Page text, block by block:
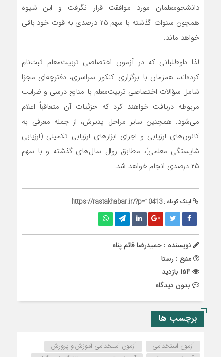
دانشجومعلمان مورد موافقت قرار نگرفت و این شیوه
همچون سنوات گذشته با سهم ۲۵ درصدی به قوت خود باقی
خواهد ماند.
لذا داوطلبانی که در آزمون اختصاصی تربیت‌معلم ثبت‌نام
کرده‌اند، همزمان با برگزاری کنکور سراسری، دفترچه‌ای مجزا
شامل سؤالات اختصاصی تربیت‌معلم با منابع درسی و ضرایب
مربوطه دریافت خواهند کرد که جزئیات آن متعاقباً اعلام
می‌شود. همچنین سایر مراحل پذیرش، از جمله معرفی به
کانون‌های ارزیابی و اجرای ابزارهای ارزیابی تکمیلی (ارزیابی
شایستگی معلمی)، مطابق روال سال‌های گذشته و با سهم
۲۵ درصدی انجام خواهد شد.
لینک کوتاه :https://rastakhabar.ir/?p=10413
نویسنده : حمیدرضا قائم پناه
منبع : رستا
بدون دیدگاه
برچسب ها
آزمون استخدامی
آزمون استخدامی آموزش و پرورش